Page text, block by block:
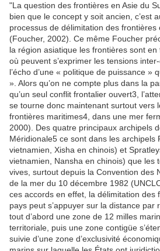
"La question des frontières en Asie du
bien que le concept y soit ancien, c’est
processus de délimitation des frontières
(Foucher, 2002). Ce même Foucher
la région asiatique les frontières sont
où peuvent s’exprimer les tensions
l’écho d’une « politique de puissance »
». Alors qu’on ne compte plus dans la
qu’un seul conflit frontalier ouvert3,
se tourne donc maintenant surtout vers
frontières maritimes4, dans une mer
2000). Des quatre principaux archipels
Méridionale5 ce sont dans les archipels
vietnamien, Xisha en chinois) et
vietnamien, Nansha en chinois) que les
vives, surtout depuis la Convention des
de la mer du 10 décembre 1982
ces accords en effet, la délimitation des
pays peut s’appuyer sur la distance par
tout d’abord une zone de 12 milles
territoriale, puis une zone contigüe
suivie d’une zone d’exclusivité